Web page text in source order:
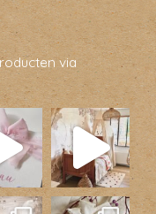
via